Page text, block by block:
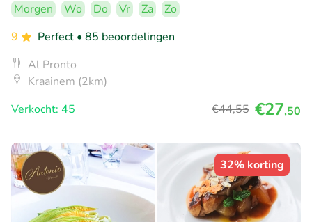
Morgen Wo Do Vr Za
Zo
9
Perfect • 85 beoordelingen
Al Pronto
Kraainem (2km)
Verkocht: 45
€44,55 €27,50
32% korting